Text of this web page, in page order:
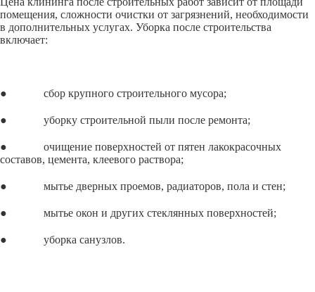
помещения, сложности очистки от загрязнений, необходимости
в дополнительных услугах. Уборка после строительства
включает:
● сбор крупного строительного мусора;
● уборку строительной пыли после ремонта;
● очищение поверхностей от пятен лакокрасочных
составов, цемента, клеевого раствора;
● мытье дверных проемов, радиаторов, пола и стен;
● мытье окон и других стеклянных поверхностей;
● уборка санузлов.